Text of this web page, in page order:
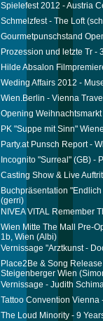
Spielefest 2012 - Austria
Schmelzfest - The Loft
Gourmetpunschstand
Prozession und letzte Tr -
Hilde Absalon
Weding Affairs 2012 -
Wien.Berlin - Vienna
Opening
PK "Suppe mit Sinn"
Party.at Punsch Report -
Incognito "Surreal" (GB) -
Casting Show & Live
Buchpräsentation
(gerri)
NIVEA VITAL Remember
Wien Mitte The Mall Pre-
1b, Wien (Albi)
Vernissage "Arztkunst -
Place2Be & Song
Steigenberger Wien
Vernissage - Judith
Tattoo Convention Vienna
The Loud Minority - 9